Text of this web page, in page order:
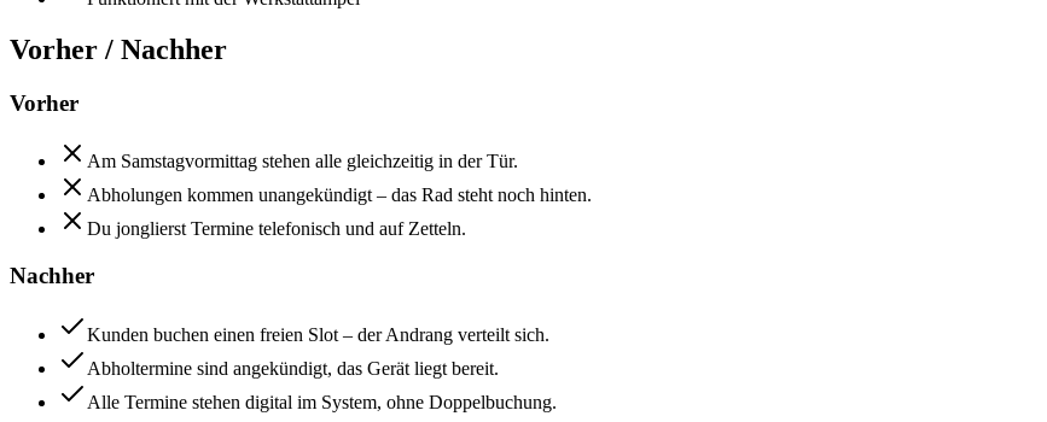
Vorher / Nachher
Vorher
Am Samstagvormittag stehen alle gleichzeitig in der Tür.
Abholungen kommen unangekündigt – das Rad steht noch hinten.
Du jonglierst Termine telefonisch und auf Zetteln.
Nachher
Kunden buchen einen freien Slot – der Andrang verteilt sich.
Abholtermine sind angekündigt, das Gerät liegt bereit.
Alle Termine stehen digital im System, ohne Doppelbuchung.